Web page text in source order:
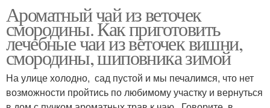
Ароматный чай из веточек
смородины. Как приготовить
лечебные чаи из веточек вишни,
смородины, шиповника зимой
На улице холодно, сад пустой и мы печалимся, что нет
возможности пройтись по любимому участку и вернуться